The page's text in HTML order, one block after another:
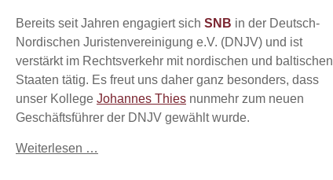
Bereits seit Jahren engagiert sich SNB in der Deutsch-
Nordischen Juristenvereinigung e.V. (DNJV) und ist
verstärkt im Rechtsverkehr mit nordischen und baltischen
Staaten tätig. Es freut uns daher ganz besonders, dass
unser Kollege Johannes Thies nunmehr zum neuen
Geschäftsführer der DNJV gewählt wurde.
Weiterlesen …